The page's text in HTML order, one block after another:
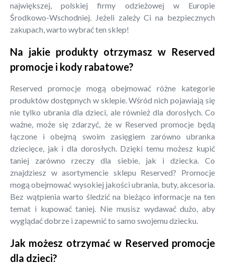
największej, polskiej firmy odzieżowej w Europie
Środkowo-Wschodniej. Jeżeli zależy Ci na bezpiecznych
zakupach, warto wybrać ten sklep!
Na jakie produkty otrzymasz w Reserved
promocje i kody rabatowe?
Reserved promocje mogą obejmować różne kategorie
produktów dostępnych w sklepie. Wśród nich pojawiają się
nie tylko ubrania dla dzieci, ale również dla dorosłych. Co
ważne, może się zdarzyć, że w Reserved promocje będą
łączone i obejmą swoim zasięgiem zarówno ubranka
dziecięce, jak i dla dorosłych. Dzięki temu możesz kupić
taniej zarówno rzeczy dla siebie, jak i dziecka. Co
znajdziesz w asortymencie sklepu Reserved? Promocje
mogą obejmować wysokiej jakości ubrania, buty, akcesoria.
Bez wątpienia warto śledzić na bieżąco informacje na ten
temat i kupować taniej. Nie musisz wydawać dużo, aby
wyglądać dobrze i zapewnić to samo swojemu dziecku.
Jak możesz otrzymać w Reserved promocje
dla dzieci?